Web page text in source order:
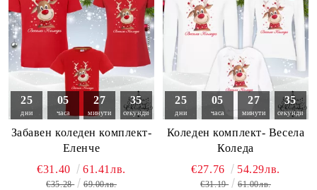
25
дни
05
часа
27
минути
33
секунди
Забавен коледен комплект-
Еленче
€31.40 61.41лв.
€35.28 69.00лв.
25
дни
05
часа
27
минути
33
секунди
Коледен комплект- Весела
Коледа
€27.76 54.29лв.
€31.19 61.00лв.